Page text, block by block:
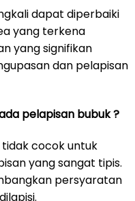
dapat diperbaiki
yang terkena
yang signifikan
dan pelapisan
pelapisan bubuk ?
tidak cocok untuk
yang sangat tipis.
persyaratan